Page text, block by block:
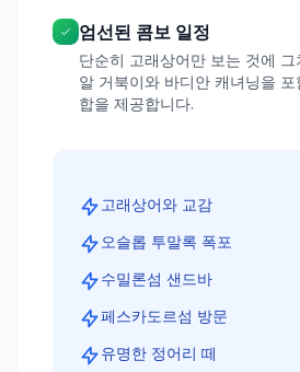
엄선된 콤보 일정
단순히 고래상어만 보는 것에
알 거북이와 바디안 캐녀닝을
합을 제공합니다.
고래상어와 교감
오슬롭 투말록 폭포
수밀론섬 샌드바
페스카도르섬 방문
유명한 정어리 떼